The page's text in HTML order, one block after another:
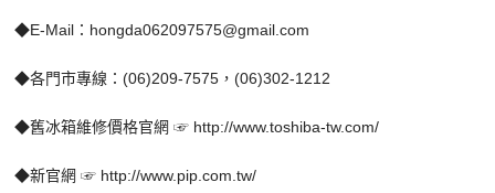
◆E-Mail：hongda062097575@gmail.com
◆各門市專線：(06)209-7575，(06)302-1212
◆舊冰箱維修價格官網 ☞ http://www.toshiba-tw.com/
◆新官網 ☞ http://www.pip.com.tw/